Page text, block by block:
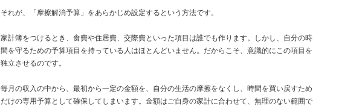
それが、「摩擦解消予算」をあらかじめ設定するという方法です。
家計簿をつけるとき、食費や住居費、交際費といった項目は誰でも作ります。しかし、自分の時
間を守るための予算項目を持っている人はほとんどいません。だからこそ、意識的にこの項目を
独立させるのです。
毎月の収入の中から、最初から一定の金額を、自分の生活の摩擦をなくし、時間を買い戻すため
だけの専用予算として確保してしまいます。金額はご自身の家計に合わせて、無理のない範囲で